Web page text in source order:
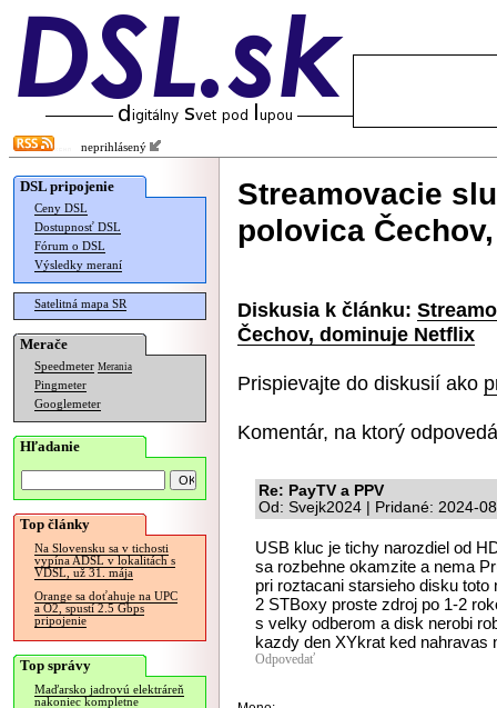
neprihlásený
DSL pripojenie
Ceny DSL
Dostupnosť DSL
Fórum o DSL
Výsledky meraní
Satelitná mapa SR
Merače
Speedmeter Merania
Pingmeter
Googlemeter
Hľadanie
Top články
Na Slovensku sa v tichosti
vypína ADSL v lokalitách s
VDSL, už 31. mája
Orange sa doťahuje na UPC
a O2, spustí 2.5 Gbps
pripojenie
Top správy
Maďarsko jadrovú elektráreň
nakoniec kompletne
Streamovacie
polovica
Diskusia k článku:
Čechov, dominuje Netflix
Prispievajte do diskusií ako
Komentár, na ktorý
Re: PayTV a PPV
Od: Svejk2024 | Pridané: 2024-
USB kluc je tichy narozdiel od
sa rozbehne okamzite a nema
pri roztacani starsieho disku toto
2 STBoxy proste zdroj po 1-2
s velky odberom a disk nerobi
kazdy den XYkrat ked nahravas
Odpovedať